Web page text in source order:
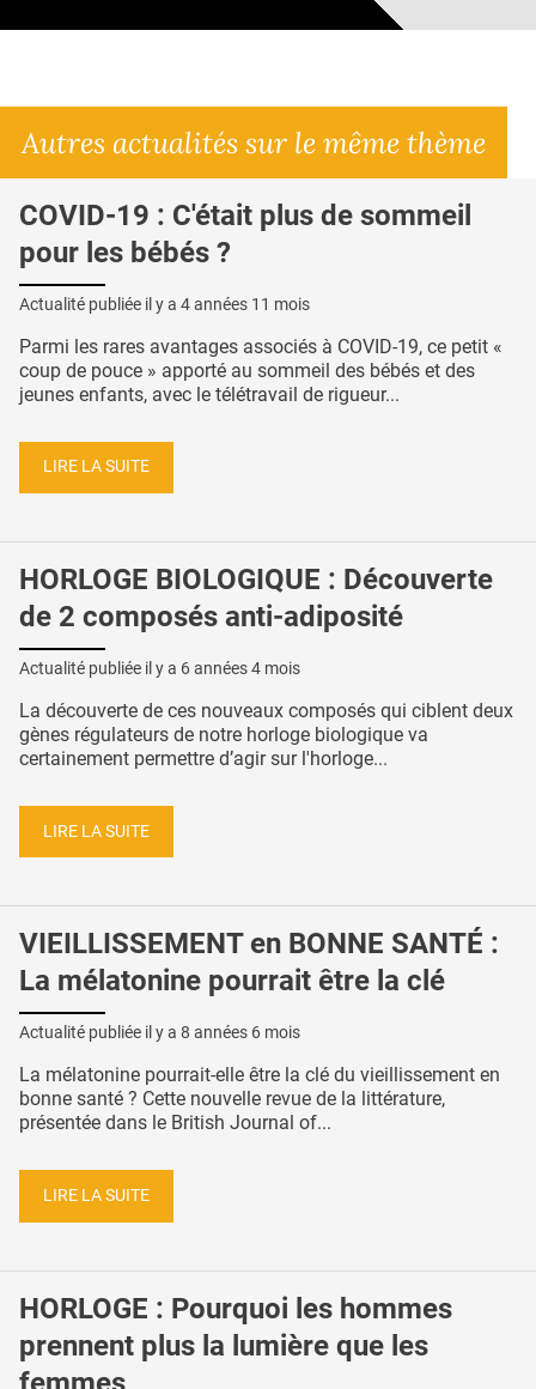
Autres actualités sur le même thème
COVID-19 : C'était plus de sommeil
pour les bébés ?
Actualité publiée il y a 4 années 11 mois
Parmi les rares avantages associés à COVID-19, ce petit «
coup de pouce » apporté au sommeil des bébés et des
jeunes enfants, avec le télétravail de rigueur...
LIRE LA SUITE
HORLOGE BIOLOGIQUE : Découverte
de 2 composés anti-adiposité
Actualité publiée il y a 6 années 4 mois
La découverte de ces nouveaux composés qui ciblent deux
gènes régulateurs de notre horloge biologique va
certainement permettre d’agir sur l'horloge...
LIRE LA SUITE
VIEILLISSEMENT en BONNE SANTÉ :
La mélatonine pourrait être la clé
Actualité publiée il y a 8 années 6 mois
La mélatonine pourrait-elle être la clé du vieillissement en
bonne santé ? Cette nouvelle revue de la littérature,
présentée dans le British Journal of...
LIRE LA SUITE
HORLOGE : Pourquoi les hommes
prennent plus la lumière que les